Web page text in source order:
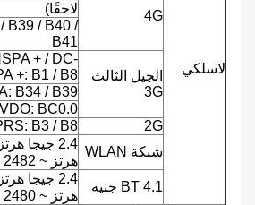
لاسلكي
4G
لاحقًا)
B39 / B40 /
B41
الجيل الثالث
3G
+ / DC-
+: B1 / B8
B34 / B39
BC0.0
2G
B3 / B8
شبكة WLAN
هرتز ~ 2482 ميجا هرتز
BT 4.1 جنيه
هرتز ~ 2480 ميجا هرتز